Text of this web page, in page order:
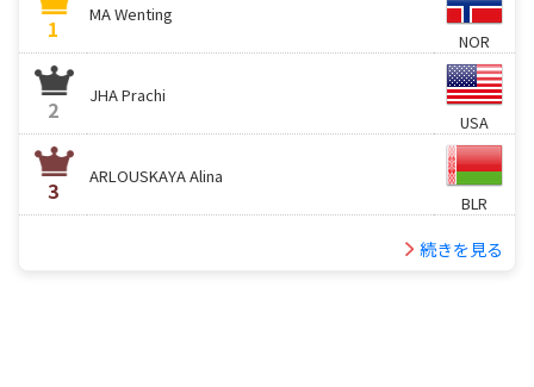
1
MA Wenting
NOR
2
JHA Prachi
USA
3
ARLOUSKAYA Alina
BLR
続きを見る